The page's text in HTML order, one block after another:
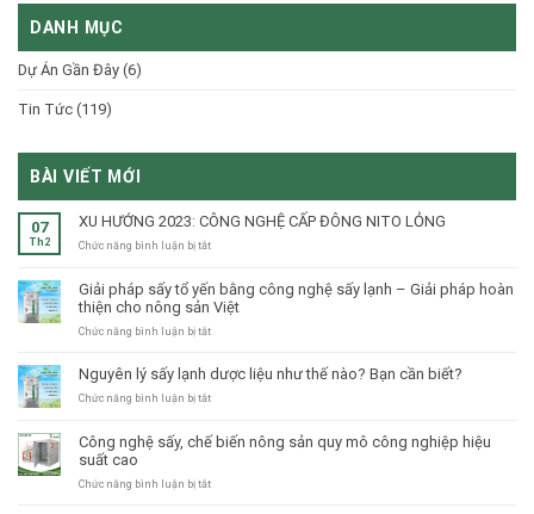
DANH MỤC
Dự Án Gần Đây (6)
Tin Tức (119)
BÀI VIẾT MỚI
07
Th2
XU HƯỚNG 2023: CÔNG NGHỆ CẤP ĐÔNG NITO LỎNG
Chức năng bình luận bị tắtở
2023:
CÔNG
NGHỆ
NITO
LỎNG
Giải pháp sấy tổ yến bằng công nghệ sấy lạnh – Giải pháp hoàn
thiện cho nông sản Việt
Chức năng bình luận bị tắtở
sấy
tổ
công
sấy
Nguyên lý sấy lạnh dược liệu như thế nào? Bạn cần biết?
Chức năng bình luận bị tắtở
sấy
dược
Công nghệ sấy, chế biến nông sản quy mô công nghiệp hiệu
suất cao
Chức năng bình luận bị tắtở